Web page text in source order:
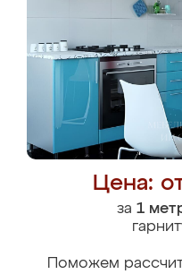
Цена:
за 1
Поможем